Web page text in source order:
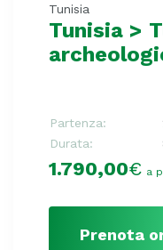
Tunisia
Tunisia >
Partenza:
Durata:
1.790,00€ a
Prenota